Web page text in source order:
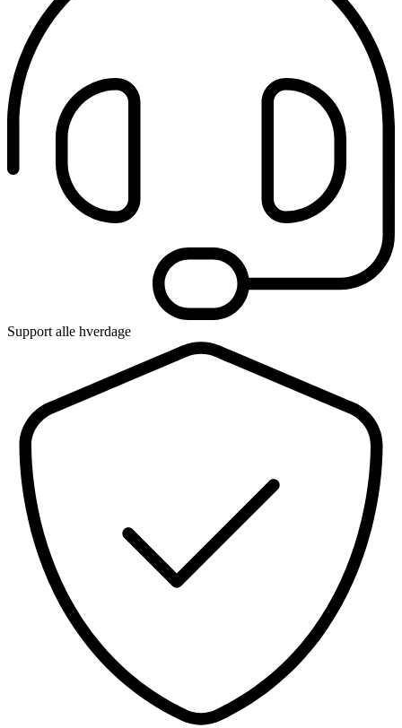
Support alle hverdage